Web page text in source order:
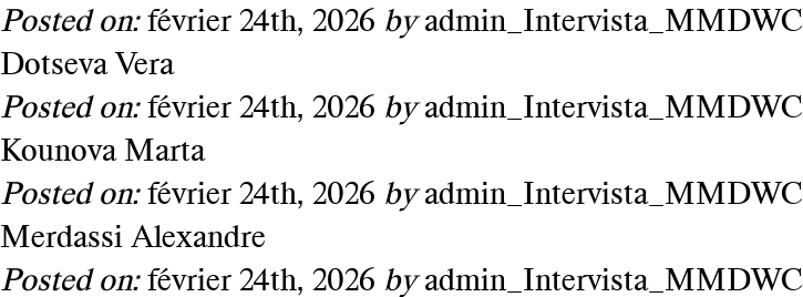
Posted on: février 24th, 2026 by admin_Intervista_MMDWC
Dotseva Vera
Posted on: février 24th, 2026 by admin_Intervista_MMDWC
Kounova Marta
Posted on: février 24th, 2026 by admin_Intervista_MMDWC
Merdassi Alexandre
Posted on: février 24th, 2026 by admin_Intervista_MMDWC